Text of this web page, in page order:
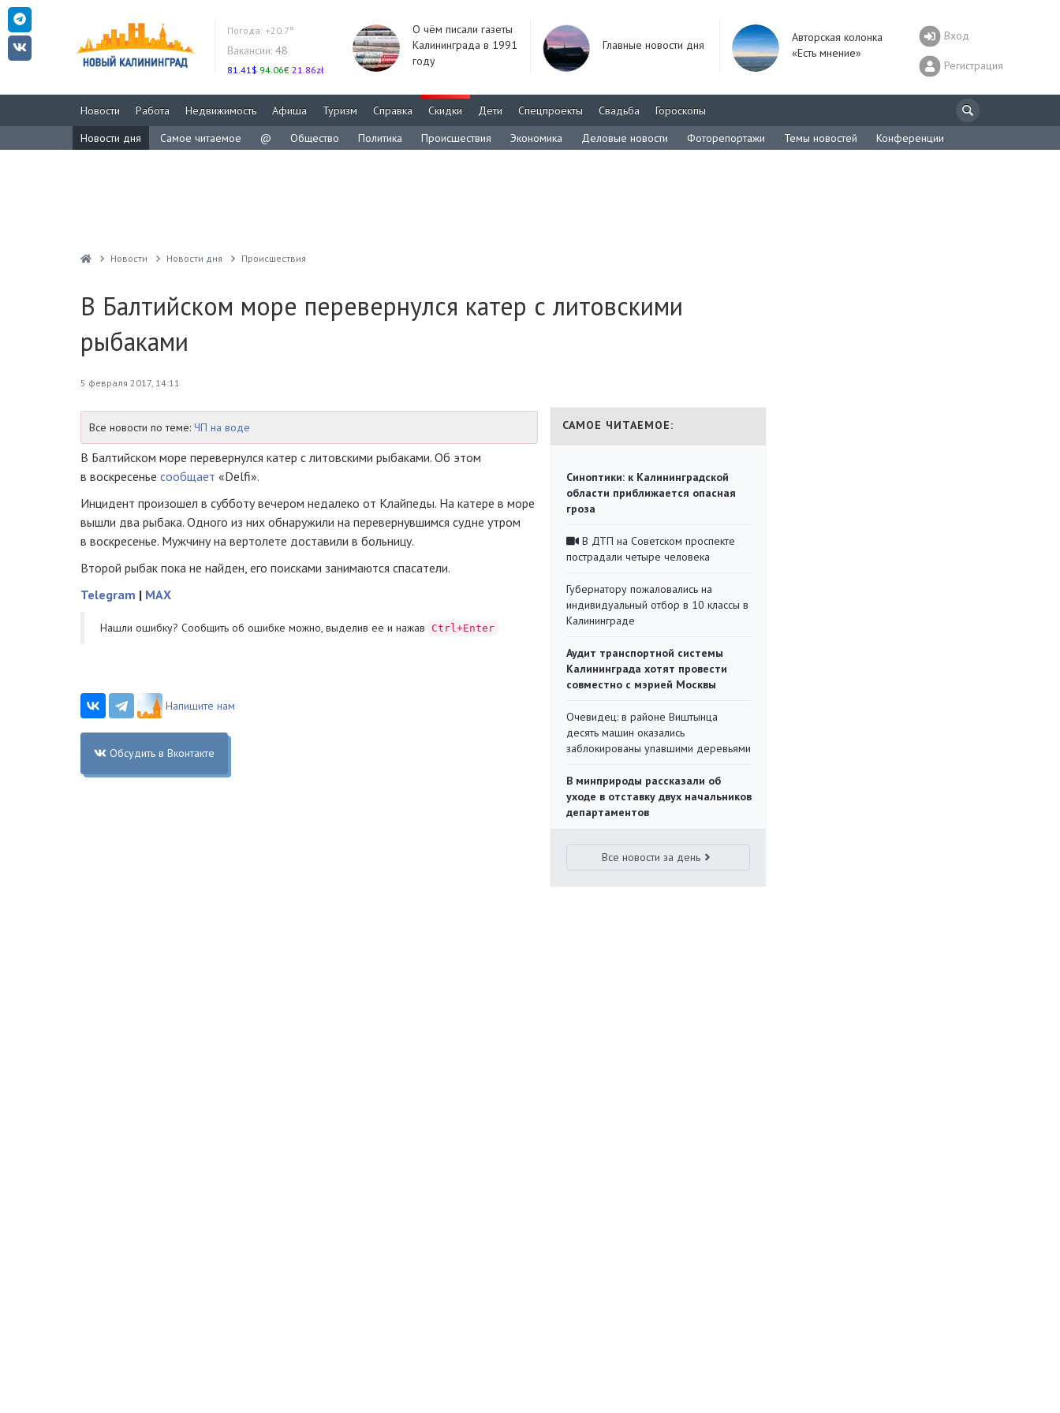
Погода: +20.7°
Вакансии: 48
81.41$ 94.06€ 21.86zł
О чём писали газеты
Калининграда в 1991
году
Главные новости дня
Авторская колонка
«Есть мнение»
Вход
Регистрация
Новости Работа Недвижимость Афиша Туризм Справка Скидки Дети Спецпроекты Свадьба
Гороскопы
Новости дня
Самое читаемое @ Общество Политика Происшествия Экономика Деловые новости Фоторепортажи Темы новостей Конференции
Новости Новости дня Проиcшествия
В Балтийском море перевернулся катер с литовскими
рыбаками
5 февраля 2017, 14:11
Все новости по теме: ЧП на воде
В Балтийском море перевернулся катер с литовскими рыбаками. Об этом
в воскресенье сообщает «Delfi».
Инцидент произошел в субботу вечером недалеко от Клайпеды. На катере в море
вышли два рыбака. Одного из них обнаружили на перевернувшимся судне утром
в воскресенье. Мужчину на вертолете доставили в больницу.
Второй рыбак пока не найден, его поисками занимаются спасатели.
Telegram | MAX
Нашли ошибку? Cообщить об ошибке можно, выделив ее и нажав Ctrl+Enter
Напишите нам
Обсудить в Вконтакте
САМОЕ ЧИТАЕМОЕ:
Синоптики: к Калининградской
области приближается опасная
гроза
В ДТП на Советском проспекте
пострадали четыре человека
Губернатору пожаловались на
индивидуальный отбор в 10 классы в
Калининграде
Аудит транспортной системы
Калининграда хотят провести
совместно с мэрией Москвы
Очевидец: в районе Виштынца
десять машин оказались
заблокированы упавшими деревьями
В минприроды рассказали об
уходе в отставку двух начальников
департаментов
Все новости за день